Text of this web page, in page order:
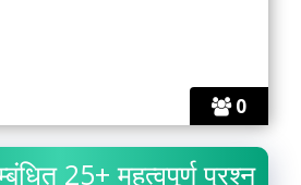
0
25+ महत्वपूर्ण प्रश्न